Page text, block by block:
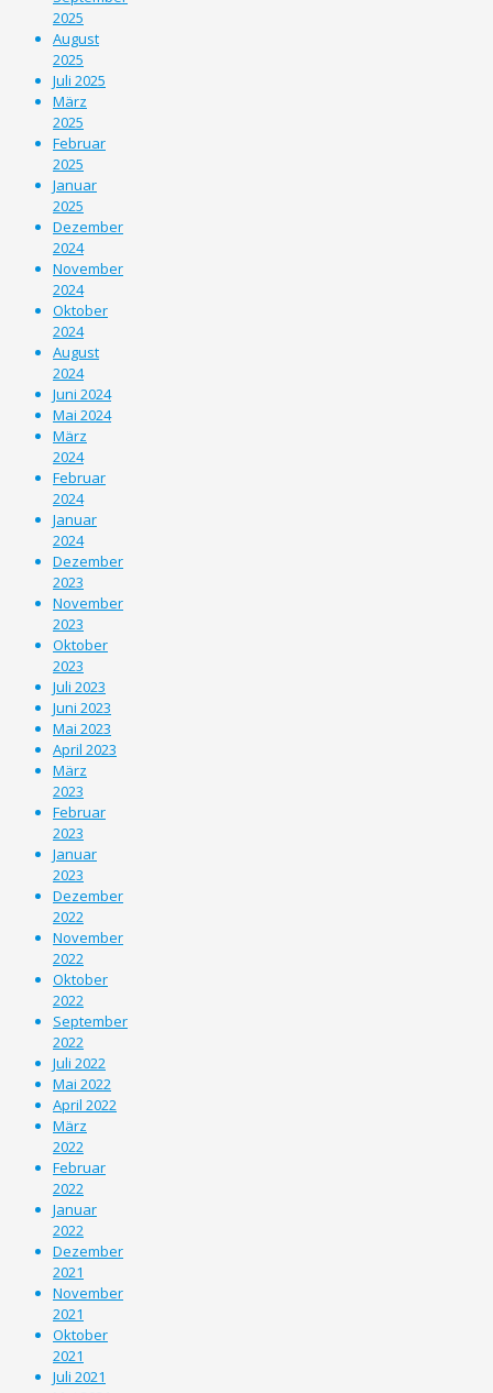
2025
August
2025
Juli 2025
März
2025
Februar
2025
Januar
2025
Dezember
2024
November
2024
Oktober
2024
August
2024
Juni 2024
Mai 2024
März
2024
Februar
2024
Januar
2024
Dezember
2023
November
2023
Oktober
2023
Juli 2023
Juni 2023
Mai 2023
April 2023
März
2023
Februar
2023
Januar
2023
Dezember
2022
November
2022
Oktober
2022
September
2022
Juli 2022
Mai 2022
April 2022
März
2022
Februar
2022
Januar
2022
Dezember
2021
November
2021
Oktober
2021
Juli 2021